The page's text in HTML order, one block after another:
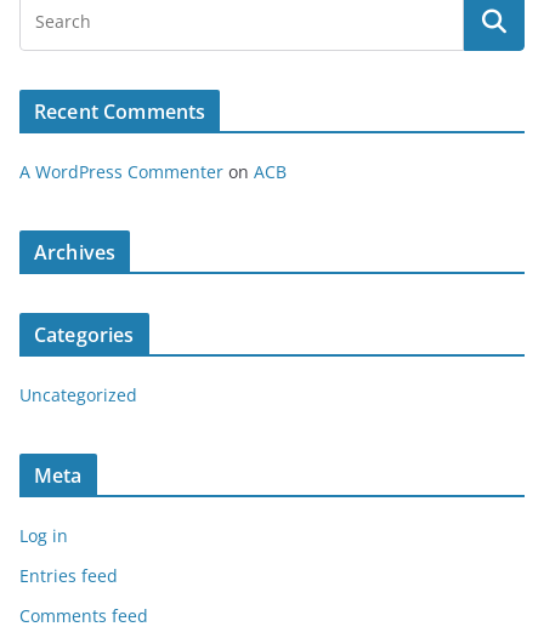
Recent Comments
A WordPress Commenter on ACB
Archives
Categories
Uncategorized
Meta
Log in
Entries feed
Comments feed